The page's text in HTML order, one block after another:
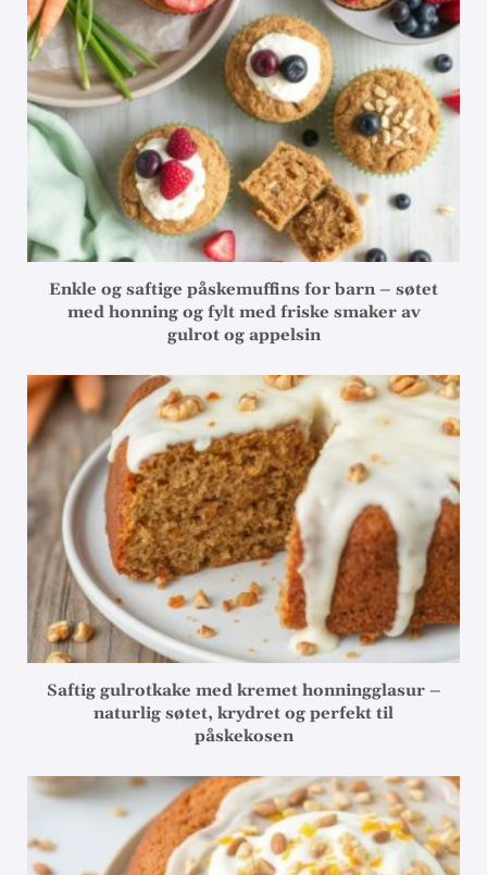
Enkle og saftige påskemuffins for barn – søtet
med honning og fylt med friske smaker av
gulrot og appelsin
Saftig gulrotkake med kremet honningglasur –
naturlig søtet, krydret og perfekt til
påskekosen